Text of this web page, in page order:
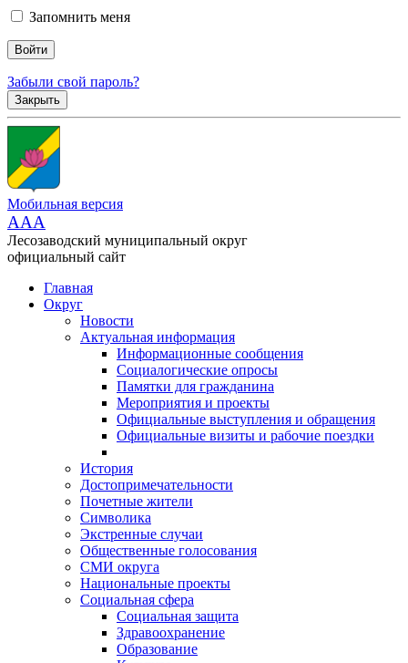
Запомнить меня
Забыли свой пароль?
Закрыть
Мобильная версия
AAA
Лесозаводский муниципальный округ
официальный сайт
Главная
Округ
Новости
Актуальная информация
Информационные сообщения
Социалогические опросы
Памятки для гражданина
Мероприятия и проекты
Официальные выступления и обращения
Официальные визиты и рабочие поездки
История
Достопримечательности
Почетные жители
Символика
Экстренные случаи
Общественные голосования
СМИ округа
Национальные проекты
Социальная сфера
Социальная защита
Здравоохранение
Образование